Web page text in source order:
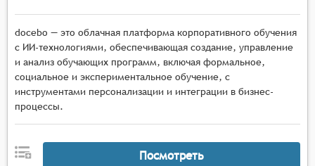
docebo — это облачная платформа корпоративного обучения
с ИИ-технологиями, обеспечивающая создание, управление
и анализ обучающих программ, включая формальное,
социальное и экспериментальное обучение, с
инструментами персонализации и интеграции в бизнес-
процессы.
Посмотреть